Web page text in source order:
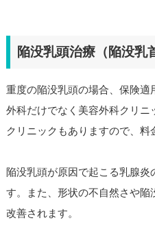
陥没乳頭治療（陥没乳
重度の陥没乳頭の場合、保険
外科だけでなく美容外科クリ
クリニックもありますので、料
陥没乳頭が原因で起こる乳腺炎
す。また、形状の不自然さや
改善されます。